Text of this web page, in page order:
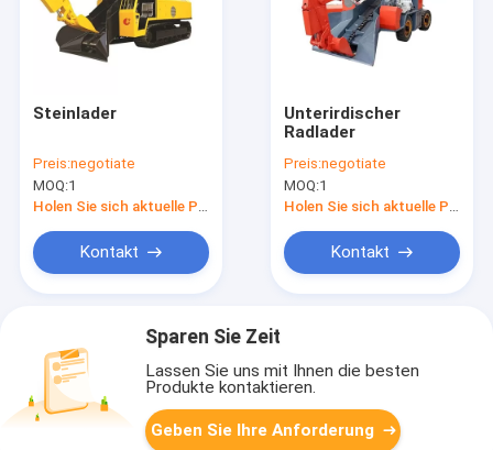
Steinlader
Preis:negotiate
MOQ:1
Holen Sie sich aktuelle Preis
Kontakt
Unterirdischer
Radlader
Preis:negotiate
MOQ:1
Holen Sie sich aktuelle Preis
Kontakt
Sparen Sie Zeit
Lassen Sie uns mit Ihnen die besten
Produkte kontaktieren.
Geben Sie Ihre Anforderung